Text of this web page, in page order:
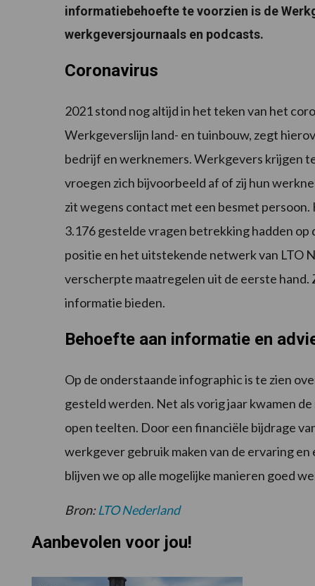
informatiebehoefte te voorzien is de
werkgeversjournaals en podcasts.
Coronavirus
2021 stond nog altijd in het teken van het
Werkgeverslijn land- en tuinbouw, zegt
bedrijf en werknemers. Werkgevers krijgen
vroegen zich bijvoorbeeld af of zij hun
zit wegens contact met een besmet
3.176 gestelde vragen betrekking hadden op
positie en het uitstekende netwerk van LTO
verscherpte maatregelen uit de eerste hand.
informatie bieden.
Behoefte aan informatie en
Op de onderstaande infographic is te zien
gesteld werden. Net als vorig jaar kwamen
open teelten. Door een financiële bijdrage
werkgever gebruik maken van de ervaring
blijven we op alle mogelijke manieren goed
Bron:LTO Nederland
Aanbevolen voor jou!